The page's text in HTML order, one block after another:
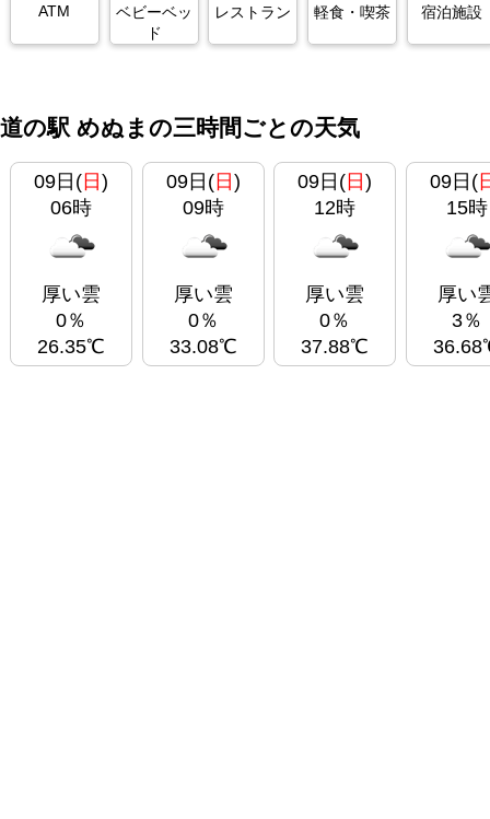
ATM
ベビーベッ
ド
レストラン 軽食・喫茶 宿泊施設
道の駅 めぬまの三時間ごとの天気
09日(日 )
06時
厚い雲
0％
26.35℃
09日(日 )
09時
厚い雲
0％
33.08℃
09日( 日)
12時
厚い雲
0％
37.88℃
09日(
15時
厚い
3％